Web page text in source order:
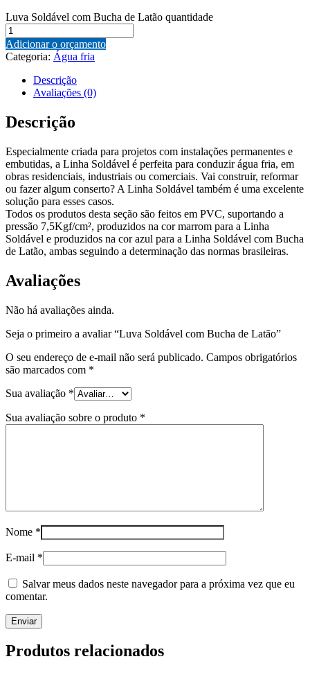
Luva Soldável com Bucha de Latão quantidade
Adicionar o orçamento
Categoria: Água fria
Descrição
Avaliações (0)
Descrição
Especialmente criada para projetos com instalações permanentes e
embutidas, a Linha Soldável é perfeita para conduzir água fria, em
obras residenciais, industriais ou comerciais. Vai construir, reformar
ou fazer algum conserto? A Linha Soldável também é uma excelente
solução para esses casos.
Todos os produtos desta seção são feitos em PVC, suportando a
pressão 7,5Kgf/cm², produzidos na cor marrom para a Linha
Soldável e produzidos na cor azul para a Linha Soldável com Bucha
de Latão, ambas seguindo a determinação das normas brasileiras.
Avaliações
Não há avaliações ainda.
Seja o primeiro a avaliar “Luva Soldável com Bucha de Latão”
O seu endereço de e-mail não será publicado. Campos obrigatórios
são marcados com *
Sua avaliação *
Sua avaliação sobre o produto *
Nome *
E-mail *
Salvar meus dados neste navegador para a próxima vez que eu
comentar.
Produtos relacionados